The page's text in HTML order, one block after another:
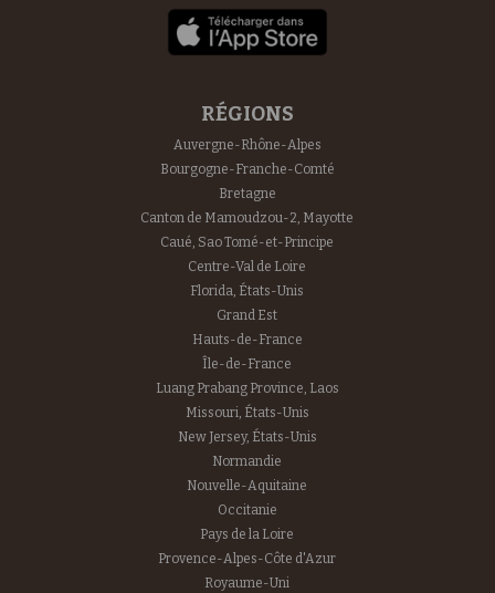
RÉGIONS
Auvergne-Rhône-Alpes
Bourgogne-Franche-Comté
Bretagne
Canton de Mamoudzou-2, Mayotte
Caué, Sao Tomé-et-Principe
Centre-Val de Loire
Florida, États-Unis
Grand Est
Hauts-de-France
Île-de-France
Luang Prabang Province, Laos
Missouri, États-Unis
New Jersey, États-Unis
Normandie
Nouvelle-Aquitaine
Occitanie
Pays de la Loire
Provence-Alpes-Côte d'Azur
Royaume-Uni